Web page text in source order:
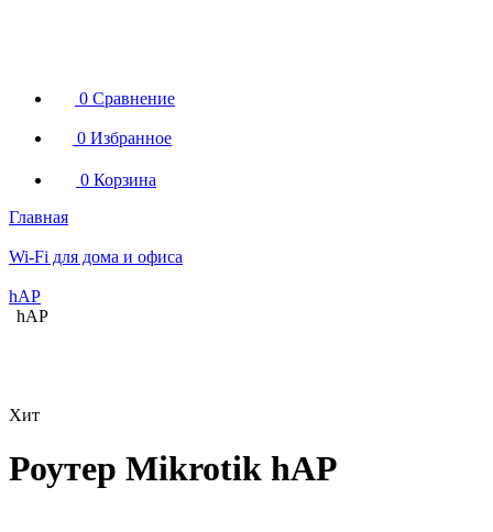
0 Сравнение
0 Избранное
0 Корзина
Главная
Wi-Fi для дома и офиса
hAP
hAP
Хит
Роутер Mikrotik hAP